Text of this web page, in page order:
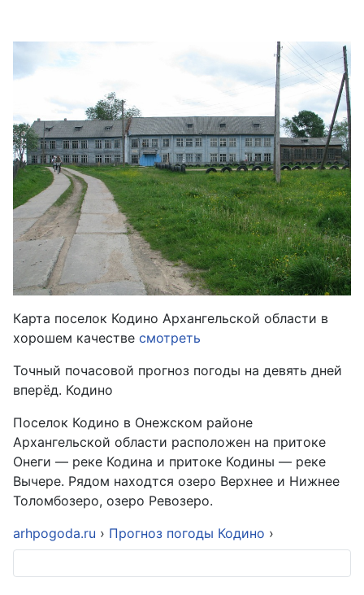
Карта поселок Кодино Архангельской области в
хорошем качестве смотреть
Точный почасовой прогноз погоды на девять дней
вперёд. Кодино
Поселок Кодино в Онежском районе
Архангельской области расположен на притоке
Онеги — реке Кодина и притоке Кодины — реке
Вычере. Рядом находтся озеро Верхнее и Нижнее
Толомбозеро, озеро Ревозеро.
arhpogoda.ru › Прогноз погоды Кодино ›